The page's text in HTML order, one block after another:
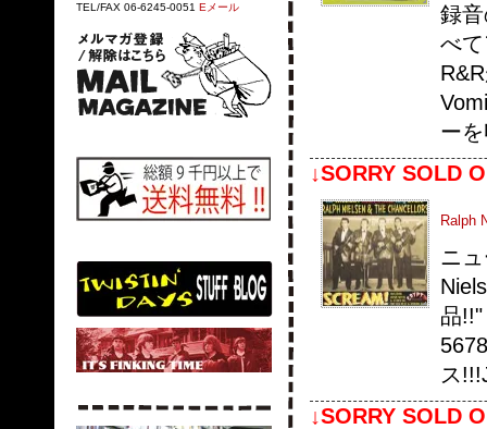
TEL/FAX 06-6245-0051 Eメール
録
べ
ー
↓SORRY SOLD
Ralph
ニ
品
ス
↓SORRY SOLD